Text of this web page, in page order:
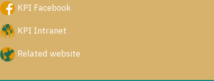
KPI Facebook
KPI Intranet
Related website